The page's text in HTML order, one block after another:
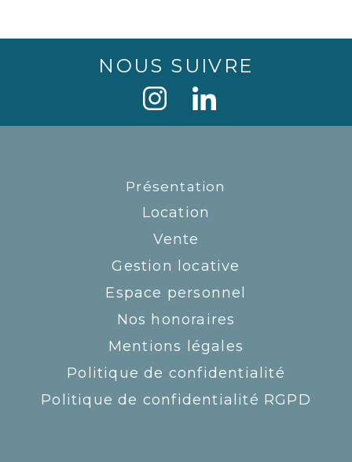
NOUS SUIVRE
Présentation
Location
Vente
Gestion locative
Espace personnel
Nos honoraires
Mentions légales
Politique de confidentialité
Politique de confidentialité RGPD